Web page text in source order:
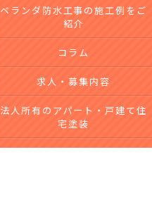
ベランダ防水工事の施工例をご
紹介
コラム
求人・募集内容
法人所有のアパート・戸建て住
宅塗装